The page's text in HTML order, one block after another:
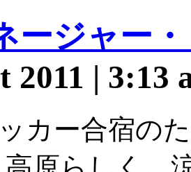
ージャー
2011 | 3:13
カー合宿の